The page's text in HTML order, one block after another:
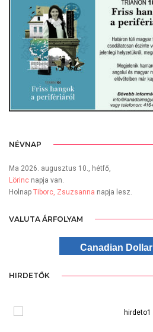
NÉVNAP
Ma 2026. augusztus 10., hétfő,
Lörinc napja van.
Holnap Tiborc, Zsuzsanna napja lesz.
VALUTA ÁRFOLYAM
Canadian Dollar
HIRDETŐK